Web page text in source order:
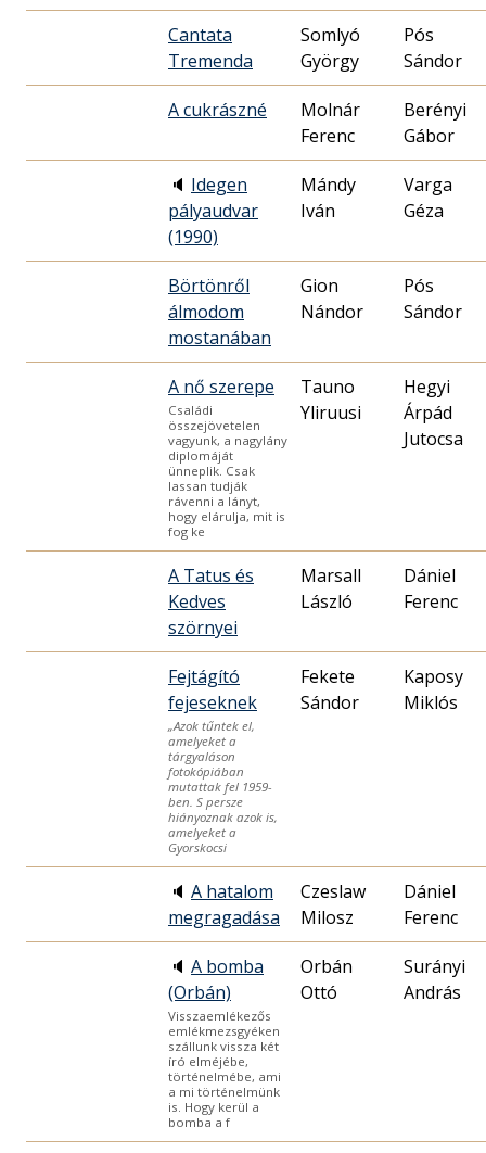
Cantata
Tremenda
Somlyó
György
Pós
Sándor
A cukrászné
Molnár
Ferenc
Berényi
Gábor
🔈 Idegen
pályaudvar
(1990)
Mándy
Iván
Varga
Géza
Börtönről
álmodom
mostanában
Gion
Nándor
Pós
Sándor
A nő szerepe
Családi
összejövetelen
vagyunk, a nagylány
diplomáját
ünneplik. Csak
lassan tudják
rávenni a lányt,
hogy elárulja, mit is
fog ke
Tauno
Yliruusi
Hegyi
Árpád
Jutocsa
A Tatus és
Kedves
szörnyei
Marsall
László
Dániel
Ferenc
Fejtágító
fejeseknek
„Azok tűntek el,
amelyeket a
tárgyaláson
fotokópiában
mutattak fel 1959-
ben. S persze
hiányoznak azok is,
amelyeket a
Gyorskocsi
Fekete
Sándor
Kaposy
Miklós
🔈 A hatalom
megragadása
Czeslaw
Milosz
Dániel
Ferenc
🔈 A bomba
(Orbán)
Visszaemlékezős
emlékmezsgyéken
szállunk vissza két
író elméjébe,
történelmébe, ami
a mi történelmünk
is. Hogy kerül a
bomba a f
Orbán
Ottó
Surányi
András